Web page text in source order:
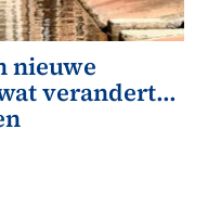
nieuwe
verandert…